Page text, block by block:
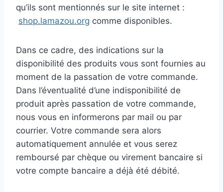
qu’ils sont mentionnés sur le site internet :
shop.lamazou.org comme disponibles.
Dans ce cadre, des indications sur la
disponibilité des produits vous sont fournies au
moment de la passation de votre commande.
Dans l’éventualité d’une indisponibilité de
produit après passation de votre commande,
nous vous en informerons par mail ou par
courrier. Votre commande sera alors
automatiquement annulée et vous serez
remboursé par chèque ou virement bancaire si
votre compte bancaire a déjà été débité.